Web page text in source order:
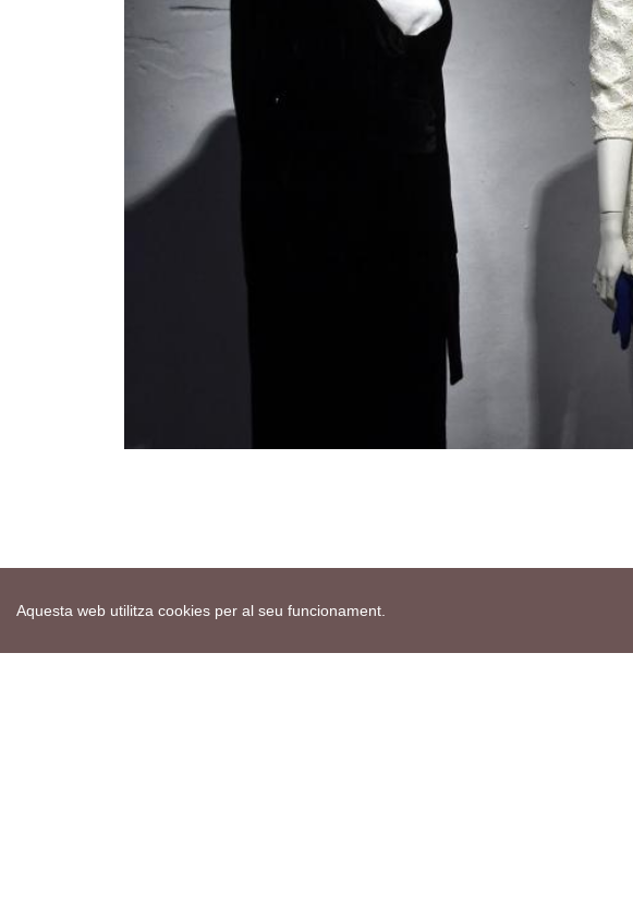
Aquesta web utilitza cookies per al seu funcionament.